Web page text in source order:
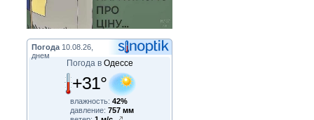
Погода 10.08.26,
днем
Погода в Одессе
+31°
влажность: 42%
давление: 757 мм